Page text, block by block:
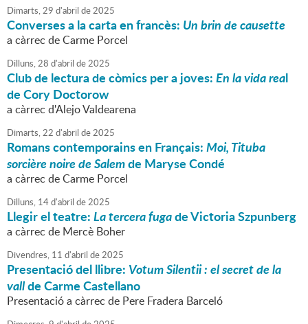
Dimarts,29 d'abril de2025
Converses a la carta en francès: Un brin de causette
a càrrec de Carme Porcel
Dilluns,28 d'abril de2025
Club de lectura de còmics per a joves:En la vida real
de Cory Doctorow
a càrrec d'Alejo Valdearena
Dimarts,22 d'abril de2025
Romans contemporains en Français:Moi, Tituba
sorcière noire de Salemde Maryse Condé
a càrrec de Carme Porcel
Dilluns, 14d'abril de2025
Llegir el teatre:La tercera fugade Victoria Szpunberg
a càrrec de Mercè Boher
Divendres, 11 d'abril de2025
Presentació del llibre: Votum Silentii : el secret de la
vallde Carme Castellano
Presentació a càrrec de Pere Fradera Barceló